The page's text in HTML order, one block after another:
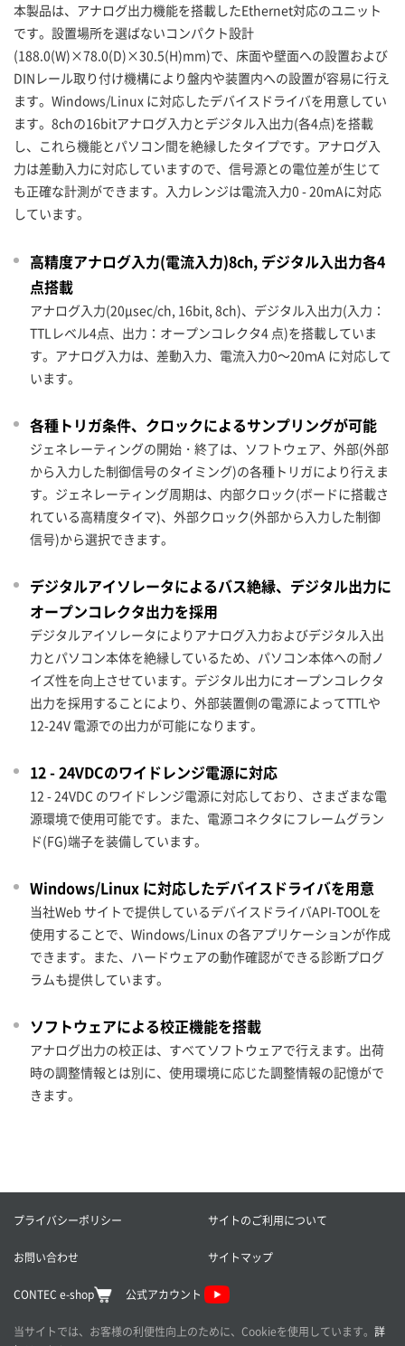
本製品は、アナログ出力機能を搭載したEthernet対応のユニット
です。設置場所を選ばないコンパクト設計
(188.0(W)×78.0(D)×30.5(H)mm)で、床面や壁面への設置および
DINレール取り付け機構により盤内や装置内への設置が容易に行え
ます。Windows/Linux に対応したデバイスドライバを用意してい
ます。8chの16bitアナログ入力とデジタル入出力(各4点)を搭載
し、これら機能とパソコン間を絶縁したタイプです。アナログ入
力は差動入力に対応していますので、信号源との電位差が生じて
も正確な計測ができます。入力レンジは電流入力0 - 20mAに対応
しています。
高精度アナログ入力(電流入力)8ch, デジタル入出力各4
点搭載
アナログ入力(20μsec/ch, 16bit, 8ch)、デジタル入出力(入力：
TTLレベル4点、出力：オープンコレクタ4 点)を搭載していま
す。アナログ入力は、差動入力、電流入力0～20ｍA に対応して
います。
各種トリガ条件、クロックによるサンプリングが可能
ジェネレーティングの開始・終了は、ソフトウェア、外部(外部
から入力した制御信号のタイミング)の各種トリガにより行えま
す。ジェネレーティング周期は、内部クロック(ボードに搭載さ
れている高精度タイマ)、外部クロック(外部から入力した制御
信号)から選択できます。
デジタルアイソレータによるバス絶縁、デジタル出力に
オープンコレクタ出力を採用
デジタルアイソレータによりアナログ入力およびデジタル入出
力とパソコン本体を絶縁しているため、パソコン本体への耐ノ
イズ性を向上させています。デジタル出力にオープンコレクタ
出力を採用することにより、外部装置側の電源によってTTLや
12-24V 電源での出力が可能になります。
12 - 24VDCのワイドレンジ電源に対応
12 - 24VDC のワイドレンジ電源に対応しており、さまざまな電
源環境で使用可能です。また、電源コネクタにフレームグラン
ド(FG)端子を装備しています。
Windows/Linux に対応したデバイスドライバを用意
当社Web サイトで提供しているデバイスドライバAPI-TOOLを
使用することで、Windows/Linux の各アプリケーションが作成
できます。また、ハードウェアの動作確認ができる診断プログ
ラムも提供しています。
ソフトウェアによる校正機能を搭載
アナログ出力の校正は、すべてソフトウェアで行えます。出荷
時の調整情報とは別に、使用環境に応じた調整情報の記憶がで
きます。
プライバシーポリシー サイトのご利用について
お問い合わせ サイトマップ
CONTEC e-shop 公式アカウント
当サイトでは、お客様の利便性向上のために、Cookieを使用しています。 詳